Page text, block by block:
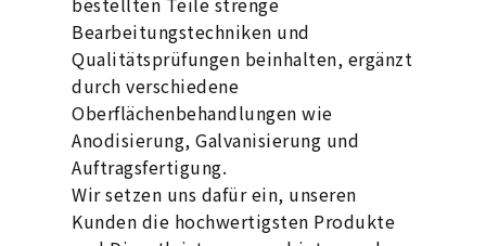
Bearbeitungstechniken und
Qualitätsprüfungen beinhalten, ergänzt
durch verschiedene
Oberflächenbehandlungen wie
Anodisierung, Galvanisierung und
Auftragsfertigung.
Wir setzen uns dafür ein, unseren
Kunden die hochwertigsten Produkte